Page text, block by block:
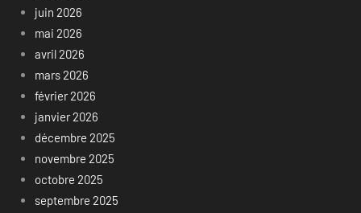
juin 2026
mai 2026
avril 2026
mars 2026
février 2026
janvier 2026
décembre 2025
novembre 2025
octobre 2025
septembre 2025